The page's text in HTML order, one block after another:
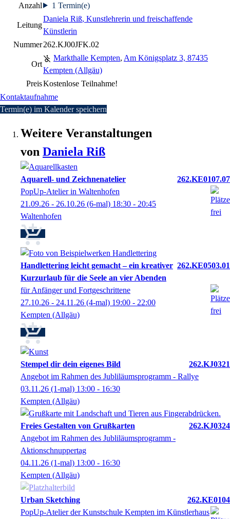
Anzahl
1 Termin(e)
Leitung
Daniela Riß, Kunstlehrerin und freischaffende
Künstlerin
Nummer262.KJ00JFK.02
Ort
Markthalle Kempten, Am Königsplatz 3, 87435
Kempten (Allgäu)
PreisKostenlose Teilnahme!
Kontaktaufnahme
Termin(e) im Kalender speichern
Weitere Veranstaltungen
von Daniela Riß
Aquarell- und Zeichnenatelier
262.KE0107.07
PopUp-Atelier in Waltenhofen
21.09.26 - 26.10.26 (6-mal) 18:30 - 20:45
Waltenhofen
Handlettering leicht gemacht – ein kreativer
Kurzurlaub für die Seele an vier Abenden
262.KE0503.01
für Anfänger und Fortgeschrittene
27.10.26 - 24.11.26 (4-mal) 19:00 - 22:00
Kempten (Allgäu)
Stempel dir dein eigenes Bild
262.KJ0321
Angebot im Rahmen des Jubliläumsprogramm - Rallye
03.11.26 (1-mal) 13:00 - 16:30
Kempten (Allgäu)
Freies Gestalten von Grußkarten
262.KJ0324
Angebot im Rahmen des Jubliläumsprogramm -
Aktionschnuppertag
04.11.26 (1-mal) 13:00 - 16:30
Kempten (Allgäu)
Urban Sketching
262.KE0104
PopUp-Atelier der Kunstschule Kempten im Künstlerhaus